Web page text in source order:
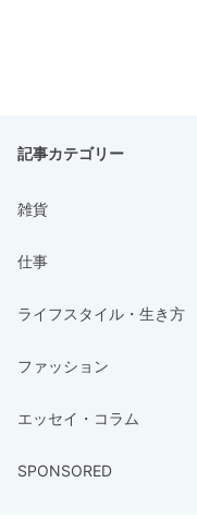
記事カテゴリー
雑貨
仕事
ライフスタイル・生き方
ファッション
エッセイ・コラム
SPONSORED